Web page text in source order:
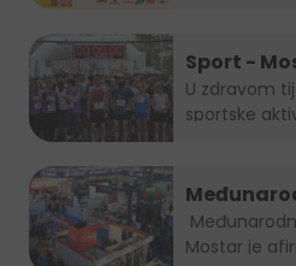
Sport -
cener i
U zdravom
sportske
Mostar je